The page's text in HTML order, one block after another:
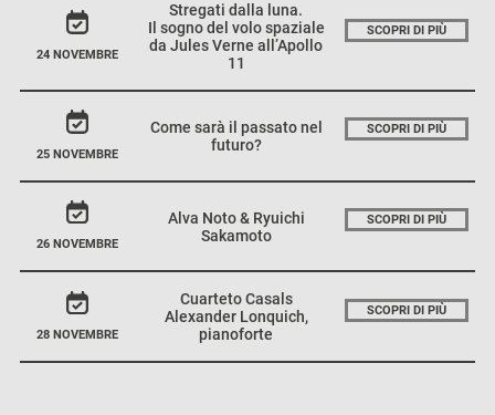
24 NOVEMBRE
Stregati dalla luna.
Il sogno del volo spaziale
da Jules Verne all’Apollo
11
SCOPRI DI PIÙ
25 NOVEMBRE
Come sarà il passato nel
futuro?
SCOPRI DI PIÙ
26 NOVEMBRE
Alva Noto & Ryuichi
Sakamoto
SCOPRI DI PIÙ
28 NOVEMBRE
Cuarteto Casals
Alexander Lonquich,
pianoforte
SCOPRI DI PIÙ